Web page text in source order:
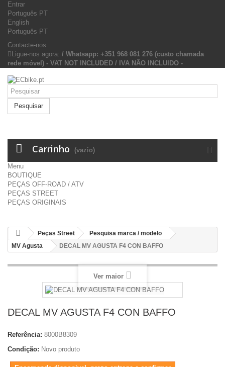
Entrar
Português PT
English
Português PT
Contacte-nos
Ligue-nos agora: / Whatsapp: +351 968 081 276 (custo chamada
rede móvel) - VAT NOT INCLUDED / IVA NÃO INCLUIDO -
Pesquisar
Carrinho (vazio)
Menu
BOUTIQUE
PEÇAS OFF-ROAD / ATV
PEÇAS STREET
PEÇAS ORIGINAIS
Peças Street
Pesquisa marca / modelo
MV Agusta
DECAL MV AGUSTA F4 CON BAFFO
Ver maior
DECAL MV AGUSTA F4 CON BAFFO
Referência: 8000B8309
Condição: Novo produto